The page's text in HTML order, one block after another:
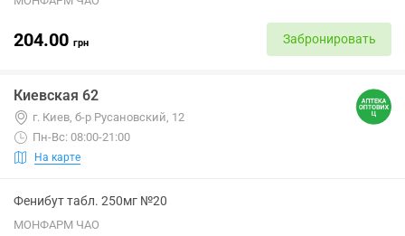
204.00 грн Забронировать
Киевская 62
г. Киев, б-р Русановский, 12
Пн-Вс: 08:00-21:00
На карте
Фенибут табл. 250мг №20
МОНФАРМ ЧАО